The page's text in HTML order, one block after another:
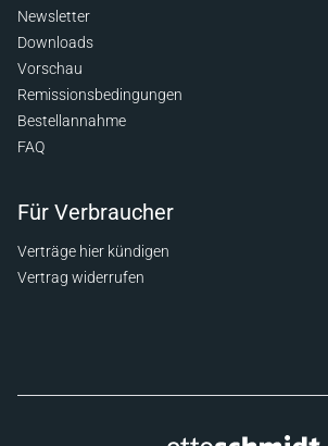
Newsletter
Downloads
Vorschau
Remissionsbedingungen
Bestellannahme
FAQ
Für Verbraucher
Verträge hier kündigen
Vertrag widerrufen